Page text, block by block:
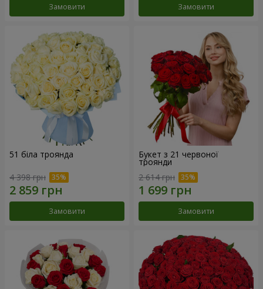
Замовити Замовити
51 біла троянда
4 398 грн
Замовити
Букет з 21 червоної
троянди
2 614 грн
Замовити